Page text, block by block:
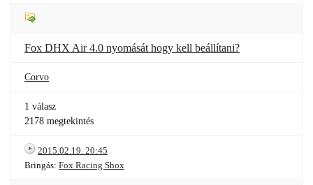
Fox DHX Air 4.0 nyomását hogy kell beállítani?
Corvo
1 válasz
2178 megtekintés
2015.02.19. 20:45
Bringás: Fox Racing Shox